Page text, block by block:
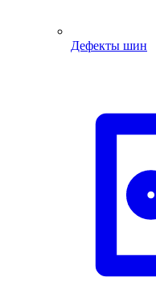
Дефекты шин